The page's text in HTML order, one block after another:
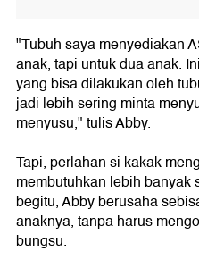
"Tubuh saya menyediakan
anak, tapi untuk dua anak.
yang bisa dilakukan oleh
jadi lebih sering minta
menyusu," tulis Abby.
Tapi, perlahan si kakak
membutuhkan lebih banyak
begitu, Abby berusaha
anaknya, tanpa harus
bungsu.